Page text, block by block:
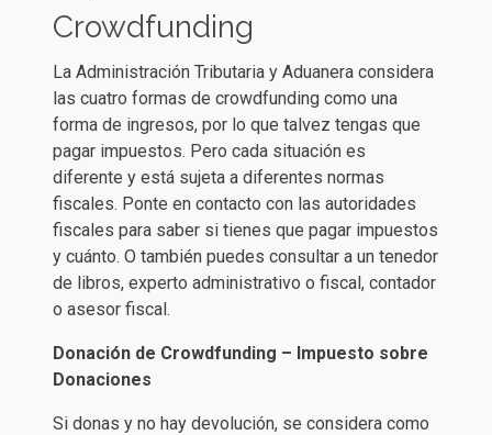
Crowdfunding
La Administración Tributaria y Aduanera considera
las cuatro formas de crowdfunding como una
forma de ingresos, por lo que talvez tengas que
pagar impuestos. Pero cada situación es
diferente y está sujeta a diferentes normas
fiscales. Ponte en contacto con las autoridades
fiscales para saber si tienes que pagar impuestos
y cuánto. O también puedes consultar a un tenedor
de libros, experto administrativo o fiscal, contador
o asesor fiscal.
​​Donación de Crowdfunding – Impuesto sobre
Donaciones
Si donas y no hay devolución, se considera como